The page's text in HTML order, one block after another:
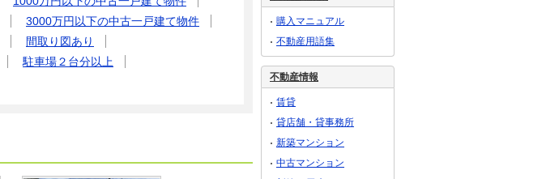
3000万円以下の中古一戸建て物件
間取り図あり
駐車場２台分以上
購入マニュアル
不動産用語集
不動産情報
賃貸
貸店舗・貸事務所
新築マンション
中古マンション